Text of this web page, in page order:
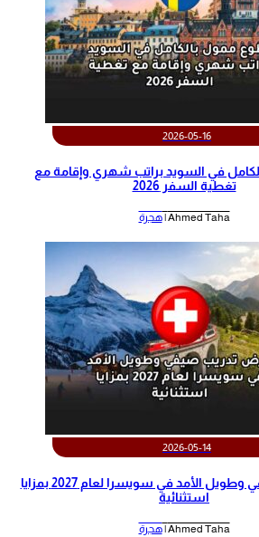
2026-05-16
في السويد براتب شهري وإقامة مع
تغطية السفر 2026
Ahmed Taha | هجرة
2026-05-14
عرض تدريب صيفي وطويل الأمد في سويسرا لعام 2027 بمزايا
استثنائية
Ahmed Taha | هجرة